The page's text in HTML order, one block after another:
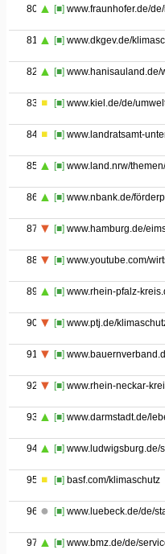
80 [■] www.fraunhofer.de/
81 [■] www.dkgev.de/
82 [■] www.hanisauland.de/
83 [■] www.kiel.de/de/
84 [■] www.landratsamt-
85 [■] www.land.nrw/
86 [■] www.nbank.de/
87 [■] www.hamburg.de/
88 [■] www.youtube.com/
89 [■] www.rhein-pfalz-
90 [■] www.ptj.de/
91 [■]
92 [■] www.rhein-neckar-
93 [■] www.darmstadt.de/
94 [■] www.ludwigsburg.de/
95 [■] basf.com/klimaschutz
96 [■] www.luebeck.de/de/
97 [■] www.bmz.de/de/